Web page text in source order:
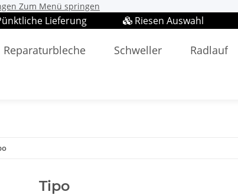
Zum Menü springen
Riesen Auswahl
Lieferung
Reparaturbleche Schweller Radlauf
Tipo